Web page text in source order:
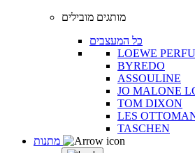
מותגים מובילים
כל המעצבים
LOEWE
BYREDO
ASSOULINE
JO MALONE
TOM DIXON
LES
TASCHEN